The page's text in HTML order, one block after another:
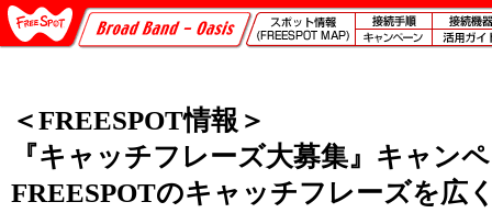
＜FREESPOT情報＞
『キャッチフレーズ大募集』キャン
FREESPOTのキャッチフレーズを広